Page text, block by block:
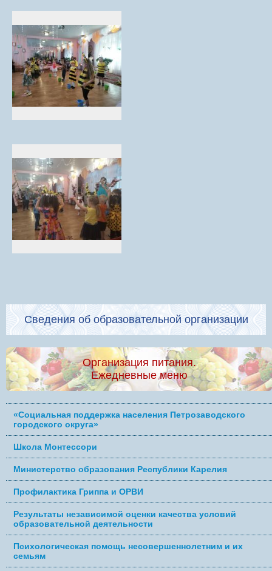
Сведения об образовательной организации
Организация питания.
Ежедневные меню
«Социальная поддержка населения Петрозаводского
городского округа»
Школа Монтессори
Министерство образования Республики Карелия
Профилактика Гриппа и ОРВИ
Результаты независимой оценки качества условий
образовательной деятельности
Психологическая помощь несовершеннолетним и их
семьям